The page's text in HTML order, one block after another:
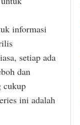
informasi
setiap ada
dan
cukup
ini adalah